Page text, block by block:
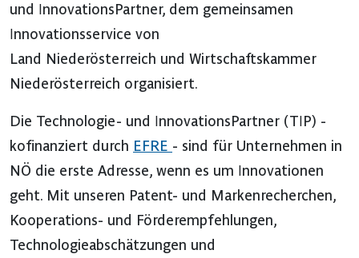
und InnovationsPartner, dem gemeinsamen
Innovationsservice von
Land Niederösterreich und Wirtschaftskammer
Niederösterreich organisiert.
Die Technologie- und InnovationsPartner (TIP) -
kofinanziert durch EFRE - sind für Unternehmen in
NÖ die erste Adresse, wenn es um Innovationen
geht. Mit unseren Patent- und Markenrecherchen,
Kooperations- und Förderempfehlungen,
Technologieabschätzungen und